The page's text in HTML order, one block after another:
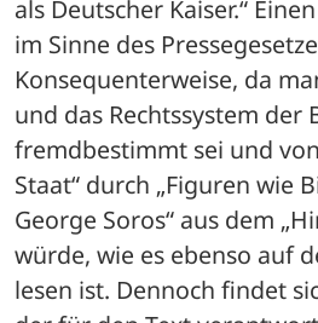
als Deutscher Kaiser.“
im Sinne des
Konsequenterweise, da
und das Rechtssystem der
fremdbestimmt sei und
Staat“ durch „Figuren wie
George Soros“ aus dem
würde, wie es ebenso auf
lesen ist. Dennoch findet